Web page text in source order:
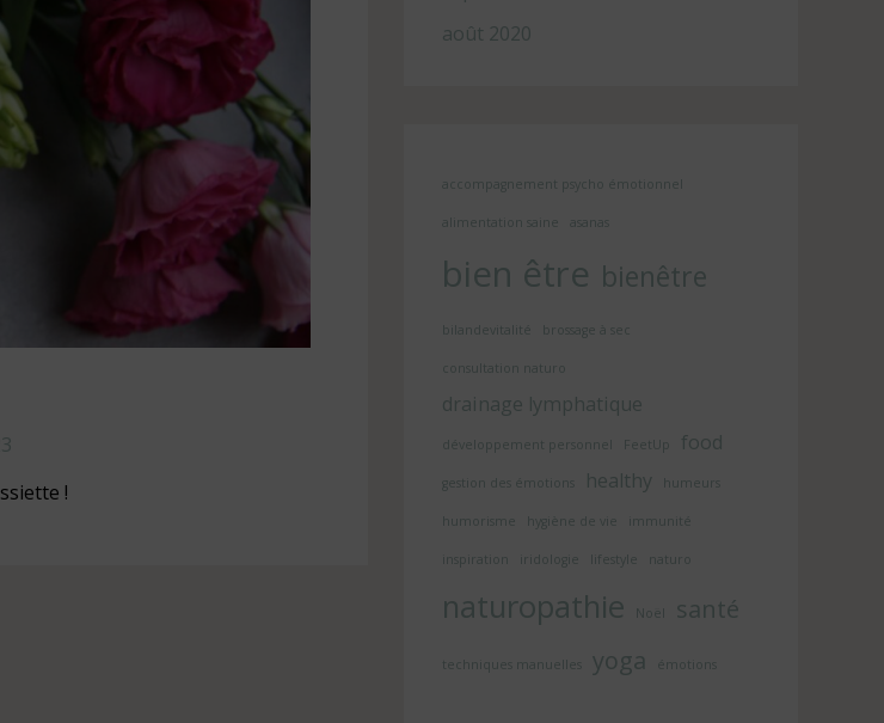
!
août 2020
accompagnement psycho émotionnel
alimentation saine asanas
bien être bienêtre
bilandevitalité brossage à sec
consultation naturo
drainage lymphatique
développement personnel FeetUp food
gestion des émotions healthy humeurs
humorisme hygiène de vie immunité
inspiration iridologie lifestyle naturo
naturopathie Noël santé
techniques manuelles yoga émotions